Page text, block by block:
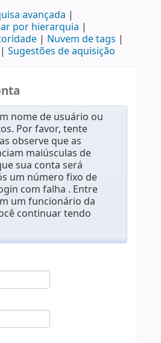
avançada
por hierarquia
Nuvem de tags
Sugestões de aquisição
nome de usuário ou
Por favor, tente
observe que as
maiúsculas de
sua conta será
um número fixo de
com falha . Entre
um funcionário da
continuar tendo